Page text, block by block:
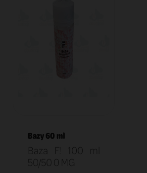
Bazy 60 ml
Baza F! 100 ml
50/50 0 MG